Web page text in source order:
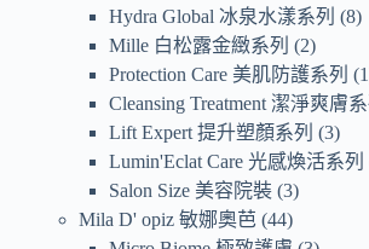
Hydra Global 冰泉水漾系列
8
Mille 白松露金緻系列
2
Protection Care 美肌防護系列
1
Cleansing Treatment 潔淨爽膚系
Lift Expert 提升塑顏系列
3
Lumin'Eclat Care 光感煥活系列
Salon Size 美容院裝 3
Mila D' opiz 敏娜奧芭 44